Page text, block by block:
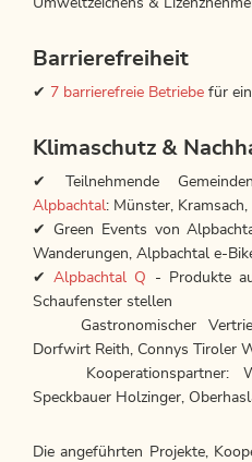
Barrierefreiheit
✔ 7 barrierefreie Betriebe für
Klimaschutz &
✔ Teilnehmende
Alpbachtal: Münster,
✔ Green Events von
Wanderungen, Alpbachtal e-
✔ Alpbachtal Q
- Produkte
Schaufenster stellen
Gastronomischer
Dorfwirt Reith, Connys Tiroler
Kooperationspartner:
Speckbauer Holzinger,
Die angeführten Projekte,